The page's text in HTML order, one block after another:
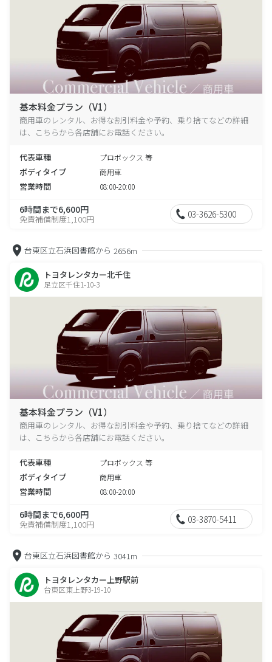
基本料金プラン（V1）
商用車のレンタル、お得な割引料金や予約、乗り捨てなどの詳細
は、こちらから各店舗にお電話ください。
代表車種 プロボックス 等
ボディタイプ 商用車
営業時間 08:00-20:00
6時間まで6,600円
免責補償制度1,100円 03-3626-5300
台東区立石浜図書館から 2656m
トヨタレンタカー北千住
足立区千住1-10-3
基本料金プラン（V1）
商用車のレンタル、お得な割引料金や予約、乗り捨てなどの詳細
は、こちらから各店舗にお電話ください。
代表車種 プロボックス 等
ボディタイプ 商用車
営業時間 08:00-20:00
6時間まで6,600円
免責補償制度1,100円 03-3870-5411
台東区立石浜図書館から 3041m
トヨタレンタカー上野駅前
台東区東上野3-19-10